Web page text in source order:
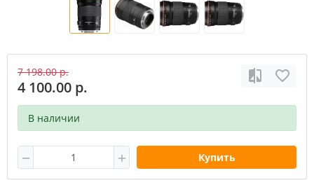
7 198.00 р.
4 100.00 р.
В наличии
Купить